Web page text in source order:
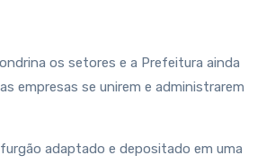
os setores e a Prefeitura ainda
empresas se unirem e administrarem
adaptado e depositado em uma